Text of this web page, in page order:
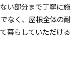
い部分まで丁寧に施
なく、屋根全体の耐
暮らしていただける